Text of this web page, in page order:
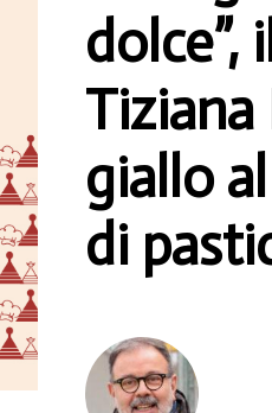
dolce”,
giallo
di